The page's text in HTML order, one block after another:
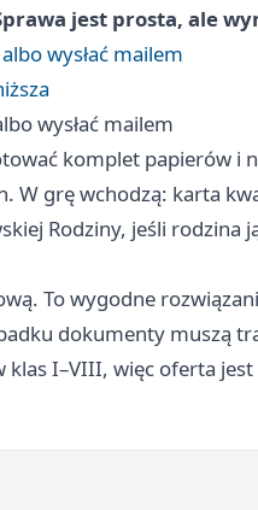
jest prosta, ale
wysłać mailem
wysłać mailem
komplet papierów i
W grę wchodzą: karta
Rodziny, jeśli rodzina
To wygodne
dokumenty muszą
I–VIII, więc oferta